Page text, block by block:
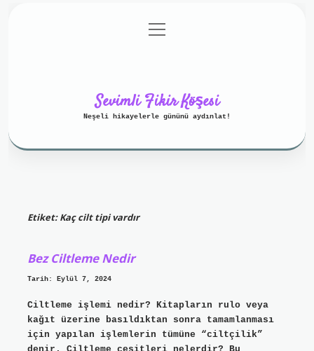
Gizlilik Politikası
menüyü
aç
Sevimli Fikir Köşesi
Neşeli hikayelerle gününü aydınlat!
Etiket:Kaç cilt tipi vardır
Bez Ciltleme Nedir
Tarih: Eylül 7, 2024
Ciltleme işlemi nedir? Kitapların rulo veya
kağıt üzerine basıldıktan sonra tamamlanması
için yapılan işlemlerin tümüne “ciltçilik”